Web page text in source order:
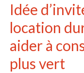
Idée
location
aider à
plus vert